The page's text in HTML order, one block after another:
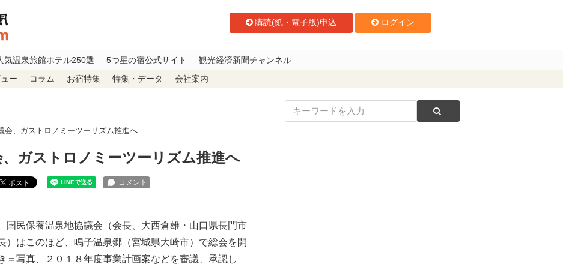
購読(紙・電子版)申込 ログイン
気温泉旅館ホテル250選 5つ星の宿公式サイト 観光経済新聞チャンネル
ー コラム お宿特集 特集・データ 会社案内
会、ガストロノミーツーリズム推進へ
、ガストロノミーツーリズム推進へ
ポスト
国民保養温泉地協議会（会長、大西倉雄・山口県長門市
）はこのほど、鳴子温泉郷（宮城県大崎市）で総会を開
＝写真、２０１８年度事業計画案などを審議、承認し